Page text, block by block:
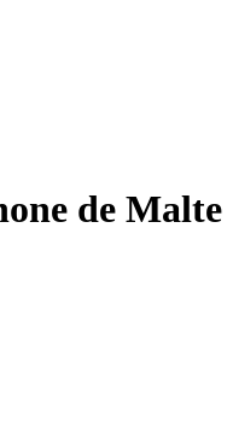
de Malte